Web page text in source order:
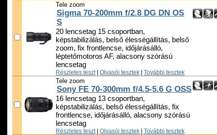
Tele zoom
Sigma 70-200mm f/2.8 DG DN OS
S
20 lencsetag 15 csoportban,
képstabilizálás, belső élességállítás, belső
zoom, fix frontlencse, időjárásálló,
léptetőmotoros AF, alacsony szórású
lencsetag
Részletes teszt Olvasói tesztek További tesztek
Tele zoom
Sony FE 70-300mm f/4.5-5.6 G OSS
16 lencsetag 13 csoportban,
képstabilizálás, belső élességállítás, fix
frontlencse, időjárásálló, alacsony szórású
lencsetag
Részletes teszt Olvasói tesztek További tesztek